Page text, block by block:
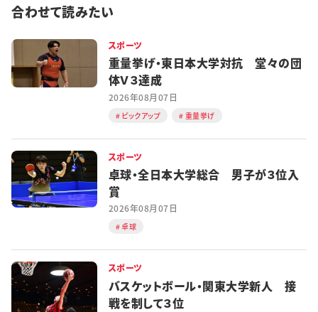
合わせて読みたい
スポーツ
重量挙げ・東日本大学対抗 堂々の団
体Ｖ３達成
2026年08月07日
ピックアップ 重量挙げ
スポーツ
卓球・全日本大学総合 男子が３位入
賞
2026年08月07日
卓球
スポーツ
バスケットボール・関東大学新人 接
戦を制して３位